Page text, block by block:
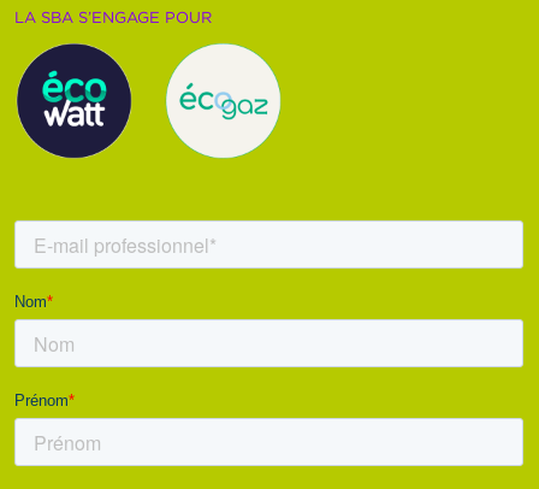
LA SBA S’ENGAGE POUR